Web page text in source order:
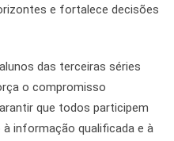
e fortalece decisões
das terceiras séries
o compromisso
que todos participem
informação qualificada e à